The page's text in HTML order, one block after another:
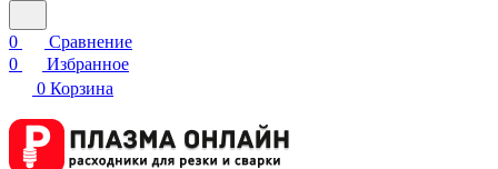
0
Сравнение
0
Избранное
0 Корзина